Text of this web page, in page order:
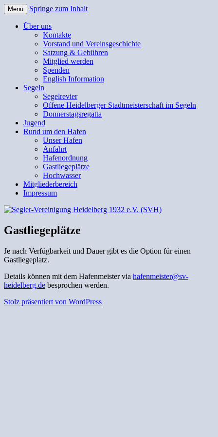
Segler-Vereinigung Heidelberg
1932 e.V. (SVH)
Menü Springe zum Inhalt
Über uns
Kontakte
Vorstand und Vereinsgeschichte
Satzung & Gebühren
Mitglied werden
Spenden
English Information
Segeln
Segelrevier
Offene Heidelberger Stadtmeisterschaft im Segeln
Donnerstagsregatta
Jugend
Rund um den Hafen
Unser Hafen
Anfahrt
Hafenordnung
Gastliegeplätze
Hochwasser
Mitgliederbereich
Impressum
Gastliegeplätze
Je nach Verfügbarkeit und Dauer gibt es die Option für einen
Gastliegeplatz.
Details können mit dem Hafenmeister via hafenmeister@sv-
heidelberg.de besprochen werden.
Stolz präsentiert von WordPress